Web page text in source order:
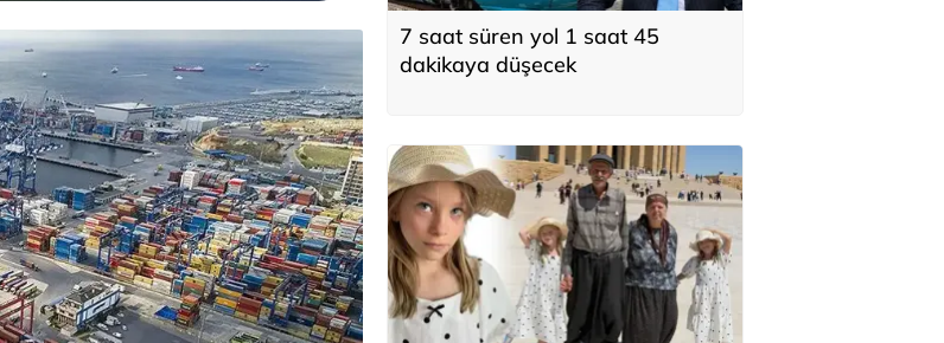
7 saat süren yol 1 saat 45
dakikaya düşecek